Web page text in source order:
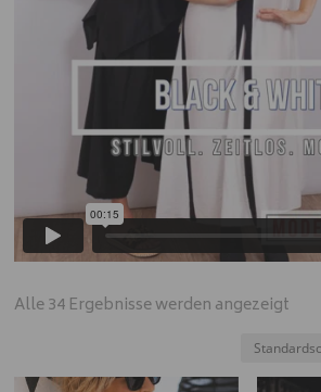
Alle 34 Ergebnisse werden angezeigt